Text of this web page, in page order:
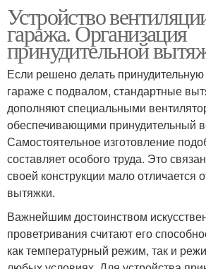
Устройство
гаража. Организация
принудительной
Если решено делать
гараже с подвалом, стандартные
дополняют специальными
обеспечивающими принудительный
Самостоятельное изготовление
составляет особого труда. Это
своей конструкции мало отличается
вытяжки.
Важнейшим достоинством
проветривания считают его
как температурный режим, так и